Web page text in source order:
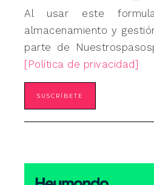
Al usar este
almacenamiento y
parte de
[Política de privacidad]